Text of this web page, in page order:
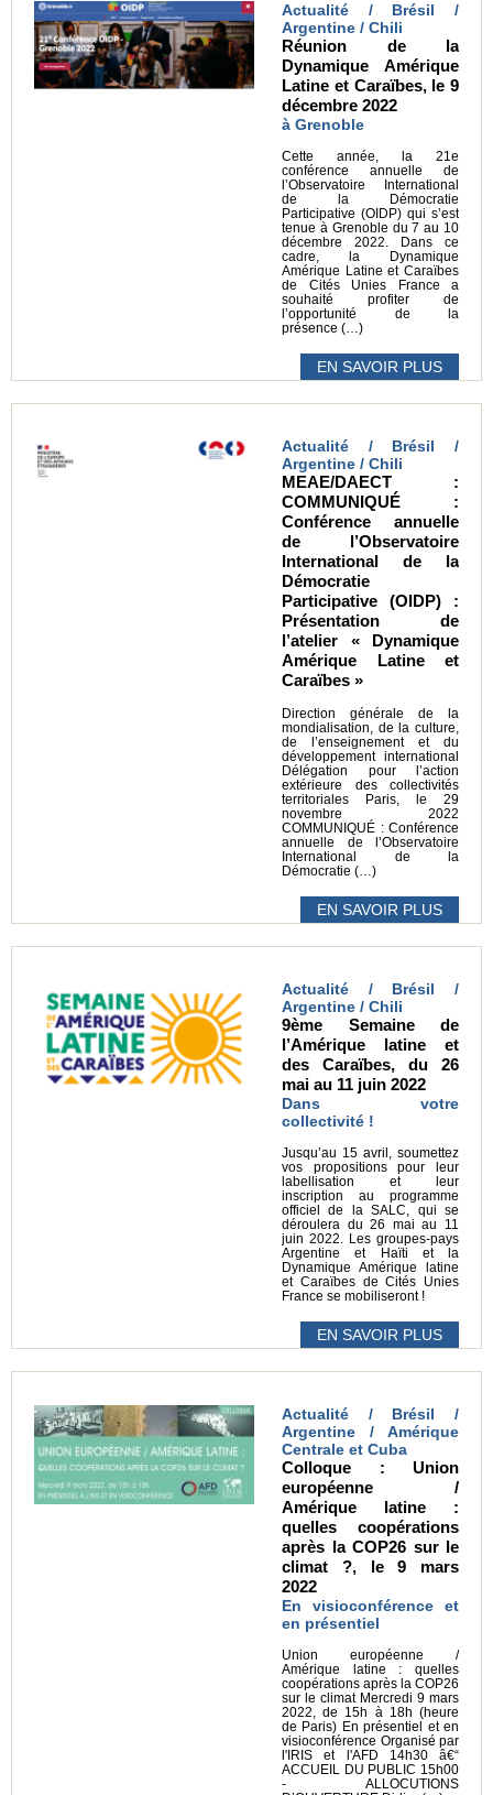
Actualité / Brésil /
Argentine / Chili
Réunion de la
Dynamique Amérique
Latine et Caraïbes, le 9
décembre 2022
à Grenoble
Cette année, la 21e
conférence annuelle de
l’Observatoire International
de la Démocratie
Participative (OIDP) qui s’est
tenue à Grenoble du 7 au 10
décembre 2022. Dans ce
cadre, la Dynamique
Amérique Latine et Caraïbes
de Cités Unies France a
souhaité profiter de
l’opportunité de la
présence (…)
EN SAVOIR PLUS
Actualité / Brésil /
Argentine / Chili
MEAE/DAECT :
COMMUNIQUÉ :
Conférence annuelle
de l’Observatoire
International de la
Démocratie
Participative (OIDP) :
Présentation de
l’atelier « Dynamique
Amérique Latine et
Caraïbes »
Direction générale de la
mondialisation, de la culture,
de l’enseignement et du
développement international
Délégation pour l’action
extérieure des collectivités
territoriales Paris, le 29
novembre 2022
COMMUNIQUÉ : Conférence
annuelle de l’Observatoire
International de la
Démocratie (…)
EN SAVOIR PLUS
Actualité / Brésil /
Argentine / Chili
9ème Semaine de
l’Amérique latine et
des Caraïbes, du 26
mai au 11 juin 2022
Dans votre
collectivité !
Jusqu’au 15 avril, soumettez
vos propositions pour leur
labellisation et leur
inscription au programme
officiel de la SALC, qui se
déroulera du 26 mai au 11
juin 2022. Les groupes-pays
Argentine et Haïti et la
Dynamique Amérique latine
et Caraïbes de Cités Unies
France se mobiliseront !
EN SAVOIR PLUS
Actualité / Brésil /
Argentine / Amérique
Centrale et Cuba
Colloque : Union
européenne /
Amérique latine :
quelles coopérations
après la COP26 sur le
climat ?, le 9 mars
2022
En visioconférence et
en présentiel
Union européenne /
Amérique latine : quelles
coopérations après la COP26
sur le climat Mercredi 9 mars
2022, de 15h à 18h (heure
de Paris) En présentiel et en
visioconférence Organisé par
l'IRIS et l'AFD 14h30 â€“
ACCUEIL DU PUBLIC 15h00
- ALLOCUTIONS